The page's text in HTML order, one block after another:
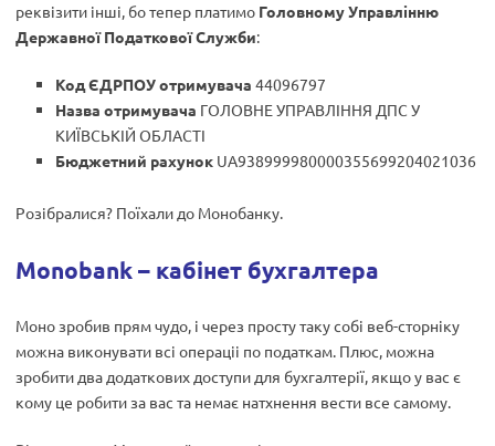
реквізити інші, бо тепер платимо Головному Управлінню
Державної Податкової Служби:
Код ЄДРПОУ отримувача 44096797
Назва отримувача ГОЛОВНЕ УПРАВЛІННЯ ДПС У
КИЇВСЬКІЙ ОБЛАСТІ
Бюджетний рахунок UA938999980000355699204021036
Розібралися? Поїхали до Монобанку.
Monobank – кабінет бухгалтера
Моно зробив прям чудо, і через просту таку собі веб-сторніку
можна виконувати всі операціі по податкам. Плюс, можна
зробити два додаткових доступи для бухгалтерії, якщо у вас є
кому це робити за вас та немає натхнення вести все самому.